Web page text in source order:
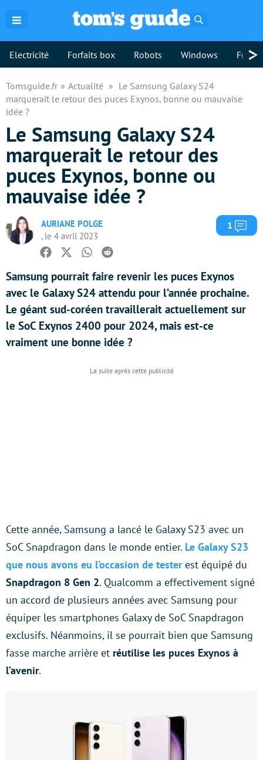
Electricité Forfaits box Robots Windows >
Tomsguide.fr Actualité
Le Samsung Galaxy S24
marquerait le retour des puces Exynos, bonne ou mauvaise
idée ?
Le Samsung Galaxy S24
marquerait le retour des
puces Exynos, bonne ou
mauvaise idée ?
AURIANE POLGE
, le 4 avril 2023
1
Facebook
TwitterWhatsapp
Reddit
Samsung pourrait faire revenir les puces Exynos
avec le Galaxy S24 attendu pour l’année prochaine.
Le géant sud-coréen travaillerait actuellement sur
le SoC Exynos 2400 pour 2024, mais est-ce
vraiment une bonne idée ?
Cette année, Samsung a lancé le Galaxy S23 avec un
SoC Snapdragon dans le monde entier. Le Galaxy S23
que nous avons eu l’occasion de testerest équipé du
Snapdragon 8 Gen 2. Qualcomm a effectivement signé
un accord de plusieurs années avec Samsung pour
équiper les smartphones Galaxy de SoC Snapdragon
exclusifs. Néanmoins, il se pourrait bien que Samsung
fasse marche arrière et réutilise les puces Exynos à
l’avenir.